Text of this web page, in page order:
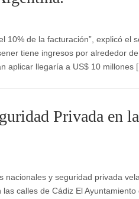
10% de la facturación”, explicó el
tiene ingresos por alrededor
aplicar llegaría a US$ 10
Privada en
nacionales y seguridad privada
calles de Cádiz El